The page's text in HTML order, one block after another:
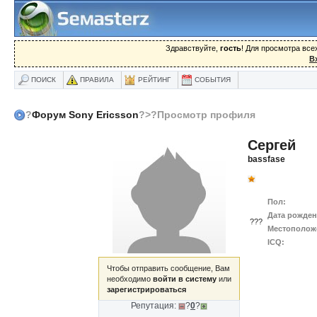
Здравствуйте, гость! Для просмотра
ПОИСК ПРАВИЛА РЕЙТИНГ СОБЫТИЯ
?Форум Sony Ericsson?>?Просмотр профиля
Чтобы отправить сообщение, Вам
необходимо войти в систему или
зарегистрироваться
Репутация: ?0?
Сергей
bassfase
???
Пол:
Дата
ICQ: